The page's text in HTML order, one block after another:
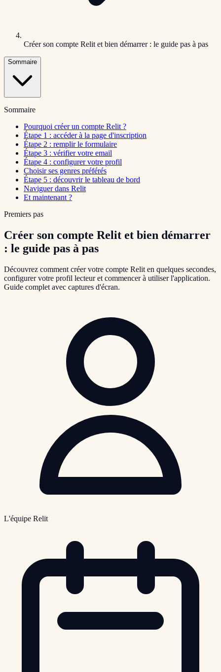
Créer son compte Relit et bien démarrer : le guide pas à pas
Sommaire
Sommaire
Pourquoi créer un compte Relit ?
Étape 1 : accéder à la page d'inscription
Étape 2 : remplir le formulaire
Étape 3 : vérifier votre email
Étape 4 : configurer votre profil
Choisir ses genres préférés
Étape 5 : découvrir le tableau de bord
Naviguer dans Relit
Et maintenant ?
Premiers pas
Créer son compte Relit et bien démarrer
: le guide pas à pas
Découvrez comment créer votre compte Relit en quelques secondes,
configurer votre profil lecteur et commencer à utiliser l'application.
Guide complet avec captures d'écran.
L'équipe Relit